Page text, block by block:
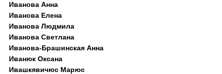
Иванова Анна
Иванова Елена
Иванова Людмила
Иванова Светлана
Иванова-Брашинская Анна
Иванюк Оксана
Ивашкявичюс Марюс